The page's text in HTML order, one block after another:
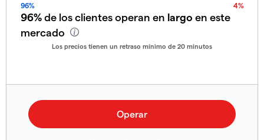
96%
4%
96%de los clientes operan en largo en este
mercado
Los precios tienen un retraso mínimo de 20 minutos